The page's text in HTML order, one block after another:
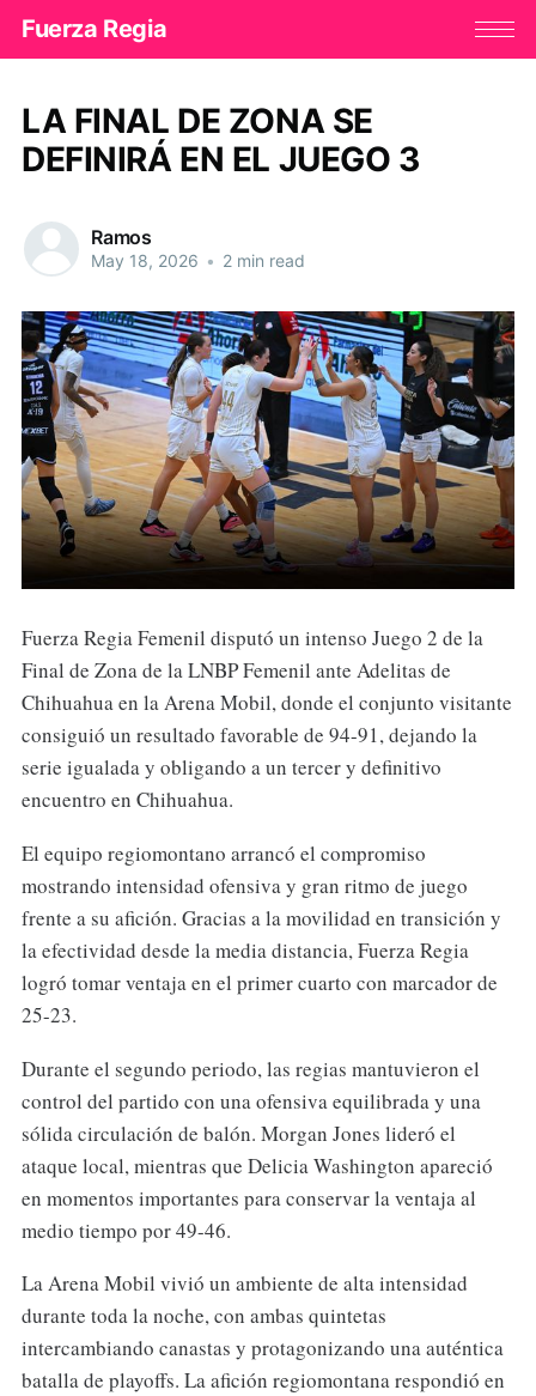
Fuerza Regia
LA FINAL DE ZONA SE
DEFINIRÁ EN EL JUEGO 3
Ramos
May 18, 2026 • 2 min read
Fuerza Regia Femenil disputó un intenso Juego 2 de la
Final de Zona de la LNBP Femenil ante Adelitas de
Chihuahua en la Arena Mobil, donde el conjunto visitante
consiguió un resultado favorable de 94-91, dejando la
serie igualada y obligando a un tercer y definitivo
encuentro en Chihuahua.
El equipo regiomontano arrancó el compromiso
mostrando intensidad ofensiva y gran ritmo de juego
frente a su afición. Gracias a la movilidad en transición y
la efectividad desde la media distancia, Fuerza Regia
logró tomar ventaja en el primer cuarto con marcador de
25-23.
Durante el segundo periodo, las regias mantuvieron el
control del partido con una ofensiva equilibrada y una
sólida circulación de balón. Morgan Jones lideró el
ataque local, mientras que Delicia Washington apareció
en momentos importantes para conservar la ventaja al
medio tiempo por 49-46.
La Arena Mobil vivió un ambiente de alta intensidad
durante toda la noche, con ambas quintetas
intercambiando canastas y protagonizando una auténtica
batalla de playoffs. La afición regiomontana respondió en